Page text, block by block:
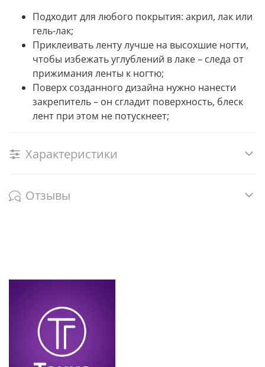
Подходит для любого покрытия: акрил, лак или
гель-лак;
Приклеивать ленту лучше на высохшие ногти,
чтобы избежать углублений в лаке – следа от
прижимания ленты к ногтю;
Поверх созданного дизайна нужно нанести
закрепитель – он сгладит поверхность, блеск
лент при этом не потускнеет;
Характеристики
Отзывы